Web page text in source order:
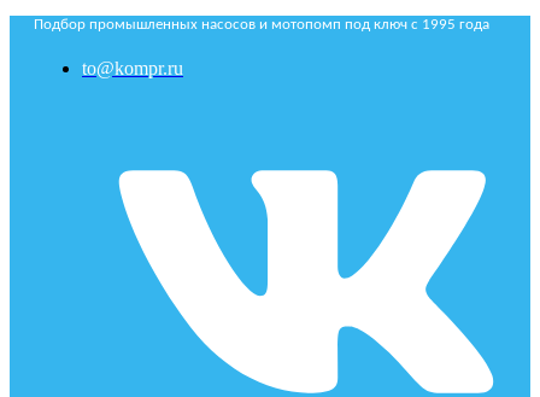
Подбор промышленных насосов и мотопомп под ключ с 1995 года
to@kompr.ru